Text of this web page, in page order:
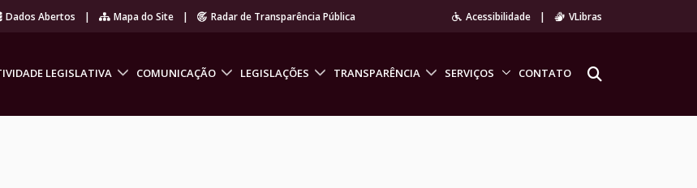
Dados Abertos | Mapa do Site | Radar de Transparência Pública Acessibilidade | VLibras
LEGISLATIVA COMUNICAÇÃO LEGISLAÇÕES TRANSPARÊNCIA SERVIÇOS CONTATO